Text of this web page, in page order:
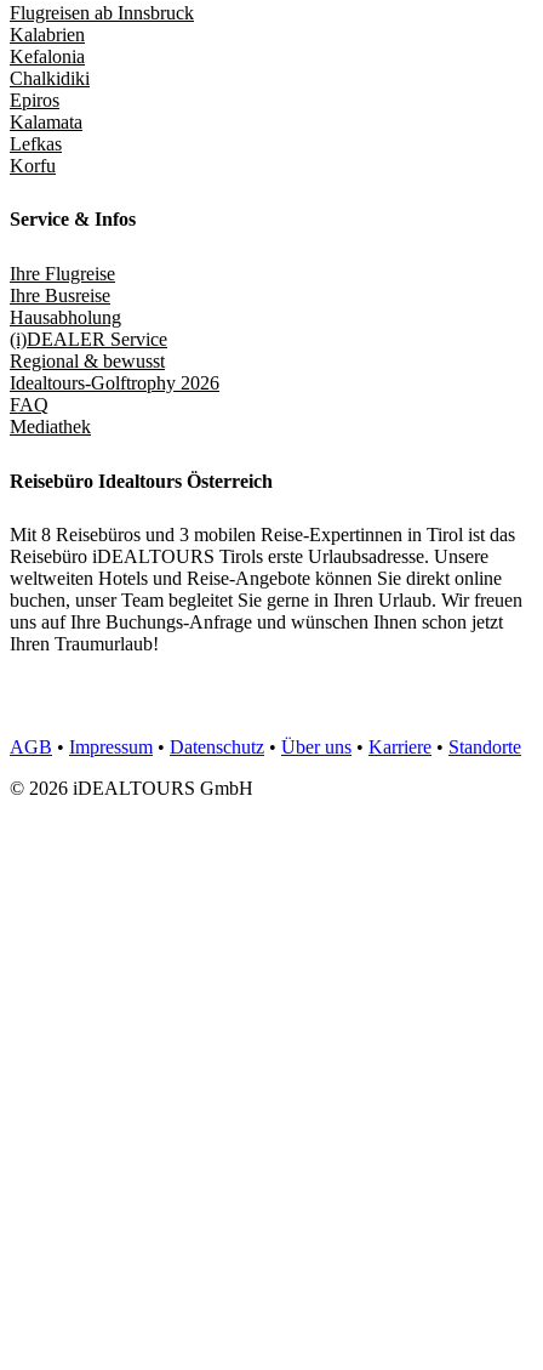
Flugreisen ab Innsbruck
Kalabrien
Kefalonia
Chalkidiki
Epiros
Kalamata
Lefkas
Korfu
Service & Infos
Ihre Flugreise
Ihre Busreise
Hausabholung
(i)DEALER Service
Regional & bewusst
Idealtours-Golftrophy 2026
FAQ
Mediathek
Reisebüro Idealtours Österreich
Mit 8 Reisebüros und 3 mobilen Reise-Expertinnen in Tirol ist das
Reisebüro iDEALTOURS Tirols erste Urlaubsadresse. Unsere
weltweiten Hotels und Reise-Angebote können Sie direkt online
buchen, unser Team begleitet Sie gerne in Ihren Urlaub. Wir freuen
uns auf Ihre Buchungs-Anfrage und wünschen Ihnen schon jetzt
Ihren Traumurlaub!
AGB • Impressum • Datenschutz • Über uns • Karriere • Standorte
© 2026 iDEALTOURS GmbH